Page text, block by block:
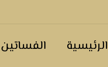
الرئيسية الفساتين